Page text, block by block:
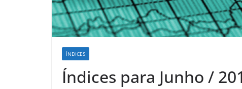
ÍNDICES
Índices para Junho /